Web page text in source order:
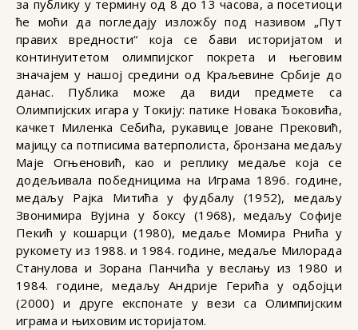
за публику у термину од 8 до 13 часова, а посетиоци
ће моћи да погледају изложбу под називом „Пут
правих вредности“ која се бави историјатом и
континуитетом олимпијског покрета и његовим
значајем у нашој средини од Краљевине Србије до
данас. Публика може да види предмете са
Олимпијских игара у Токију: патике Новака Ђоковића,
качкет Миленка Себића, рукавице Јоване Прековић,
мајицу са потписима ватерполиста, бронзана медаљу
Маје Огњеновић, као и реплику медаље која се
додељивала победницима на Играма 1896. године,
медаљу Рајка Митића у фудбалу (1952), медаљу
Звонимира Вујина у боксу (1968), медаљу Софије
Пекић у кошарци (1980), медаље Момира Рнића у
рукомету из 1988. и 1984. године, медаље Милорада
Станулова и Зорана Панчића у веслању из 1980 и
1984. године, медаљу Андрије Герића у одбојци
(2000) и друге експонате у вези са Олимпијским
играма и њиховим историјатом.